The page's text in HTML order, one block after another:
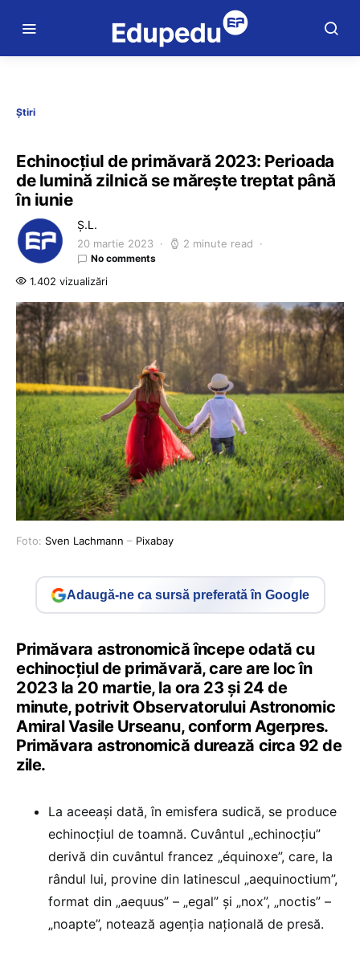
Știri
Echinocțiul de primăvară 2023: Perioada
de lumină zilnică se mărește treptat până
în iunie
Ș.L.
20 martie 2023 2 minute read
No comments
1.402 vizualizări
Foto: Sven Lachmann – Pixabay
Adaugă-ne ca sursă preferată în Google
Primăvara astronomică începe odată cu
echinocţiul de primăvară, care are loc în
2023 la 20 martie, la ora 23 și 24 de
minute, potrivit Observatorului Astronomic
Amiral Vasile Urseanu, conform Agerpres.
Primăvara astronomică durează circa 92 de
zile.
La aceeaşi dată, în emisfera sudică, se produce
echinocţiul de toamnă. Cuvântul „echinocţiu”
derivă din cuvântul francez „équinoxe”, care, la
rândul lui, provine din latinescul „aequinoctium”,
format din „aequus” – „egal” şi „nox”, „noctis” –
„noapte”, notează agenția națională de presă.